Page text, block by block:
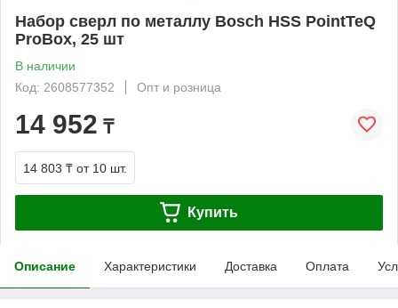
Набор сверл по металлу Bosch HSS PointTeQ
ProBox, 25 шт
В наличии
Код: 2608577352
Опт и розница
14 952 ₸
14 803 ₸ от 10 шт.
Купить
Описание Характеристики Доставка Оплата